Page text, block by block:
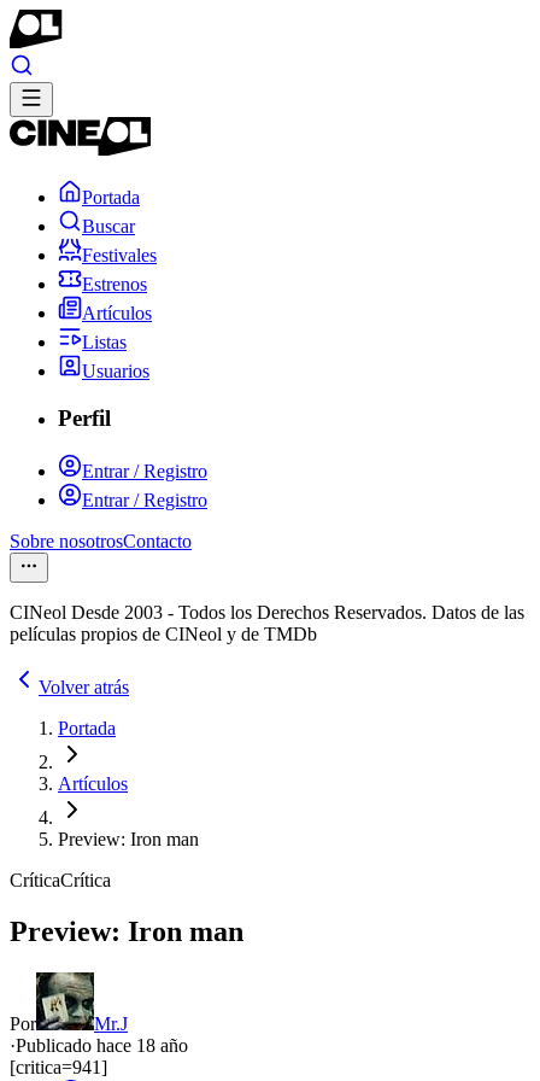
Portada
Buscar
Festivales
Estrenos
Artículos
Listas
Usuarios
Perfil
Entrar / Registro
Entrar / Registro
Sobre nosotrosContacto
CINeol Desde 2003 - Todos los Derechos Reservados. Datos de las
películas propios de CINeol y de TMDb
Volver atrás
Portada
Artículos
Preview: Iron man
CríticaCrítica
Preview: Iron man
Por
Mr.J
·Publicado hace 18 año
[critica=941]